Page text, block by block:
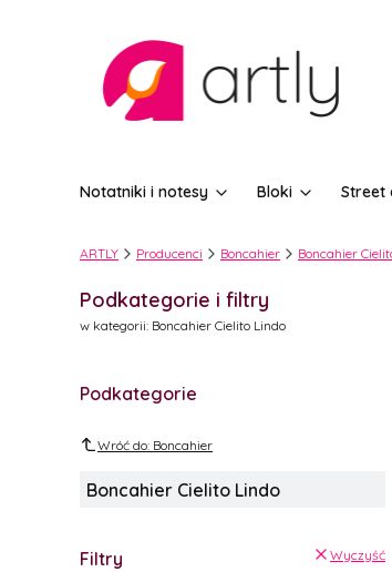
Notatniki i notesy Bloki Street
ARTLY Producenci Boncahier Boncahier
Podkategorie i filtry
w kategorii: Boncahier Cielito Lindo
Podkategorie
Wróć do: Boncahier
Boncahier Cielito Lindo
Filtry Wyczyść